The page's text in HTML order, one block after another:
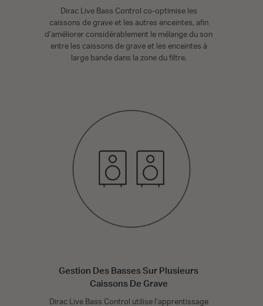
Dirac Live Bass Control co-optimise les
caissons de grave et les autres enceintes, afin
d’améliorer considérablement le mélange du son
entre les caissons de grave et les enceintes à
large bande dans la zone du filtre.
Gestion Des Basses Sur Plusieurs
Caissons De Grave
Dirac Live Bass Control utilise l’apprentissage